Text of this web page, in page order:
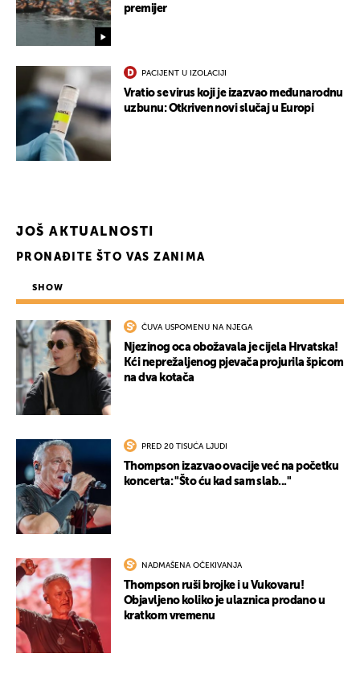
premijer
PACIJENT U IZOLACIJI
Vratio se virus koji je izazvao međunarodnu
uzbunu: Otkriven novi slučaj u Europi
JOŠ AKTUALNOSTI
PRONAĐITE ŠTO VAS ZANIMA
SHOW
ČUVA USPOMENU NA NJEGA
Njezinog oca obožavala je cijela Hrvatska!
Kći neprežaljenog pjevača projurila špicom
na dva kotača
PRED 20 TISUĆA LJUDI
Thompson izazvao ovacije već na početku
koncerta: "Što ću kad sam slab..."
NADMAŠENA OČEKIVANJA
Thompson ruši brojke i u Vukovaru!
Objavljeno koliko je ulaznica prodano u
kratkom vremenu
UKLJUČITE NOTIFIKACIJE